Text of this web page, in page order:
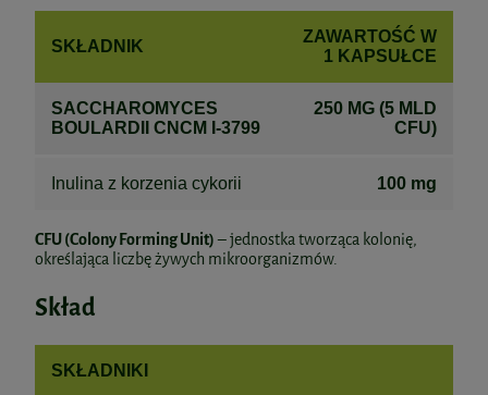
SKŁADNIK
ZAWARTOŚĆ W
1 KAPSUŁCE
SACCHAROMYCES
BOULARDII CNCM I-3799
250 MG (5 MLD
CFU)
Inulina z korzenia cykorii 100 mg
CFU (Colony Forming Unit)– jednostka tworząca kolonię,
określająca liczbę żywych mikroorganizmów.
Skład
SKŁADNIKI